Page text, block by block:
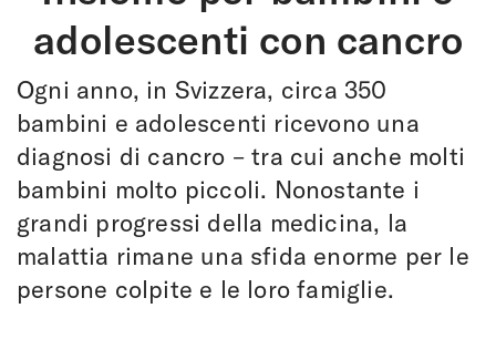
adolescenti con cancro
Ogni anno, in Svizzera, circa 350
bambini e adolescenti ricevono una
diagnosi di cancro – tra cui anche molti
bambini molto piccoli. Nonostante i
grandi progressi della medicina, la
malattia rimane una sfida enorme per le
persone colpite e le loro famiglie.